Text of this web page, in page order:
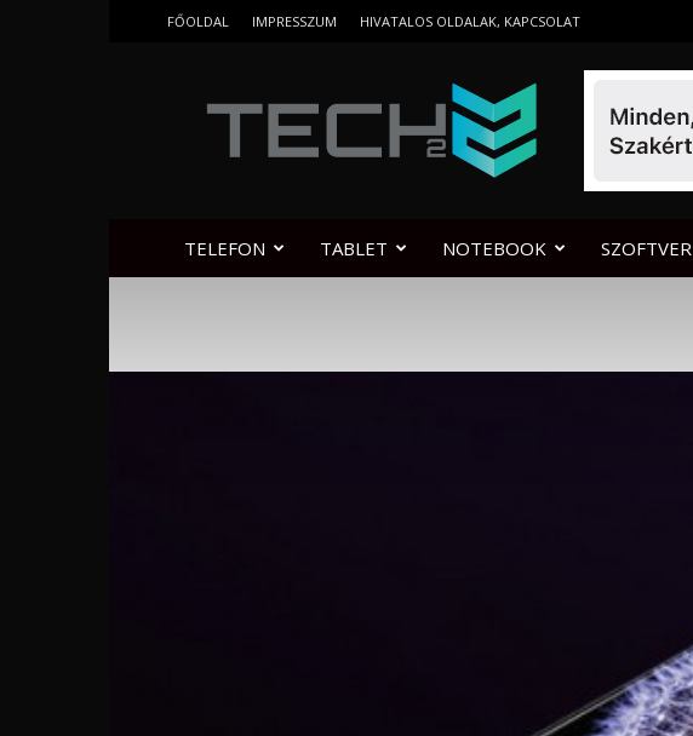
FŐOLDAL IMPRESSZUM HIVATALOS OLDALAK, KAPCSOLAT
TELEFON TABLET NOTEBOOK SZOFTVER